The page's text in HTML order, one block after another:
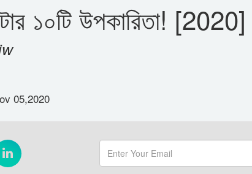
১০টি উপকারিতা! [2020]
05,2020